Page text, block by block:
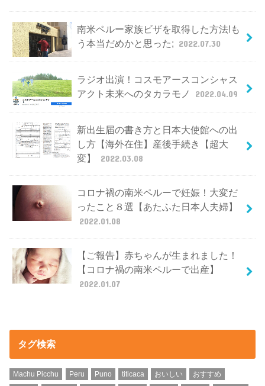
南米ペルー家族ビザを取得した方法!も
う本当だめかと思った; 2022.07.30
ラジオ出演！コスモアースコンシャス
アクト未来へのタカラモノ
2022.04.09
新出生届の書き方と日本大使館への出
し方【海外在住】産後手続き【超大
変】
2022.03.08
コロナ禍の南米ペルーで妊娠！大変だ
ったこと８選【あたふた日本人夫婦】
2022.01.08
【ご報告】赤ちゃんが生まれました！
【コロナ禍の南米ペルーで出産】
2022.01.07
タグ検索
Machu Picchu Peru Puno titicaca おいしい
おすすめ